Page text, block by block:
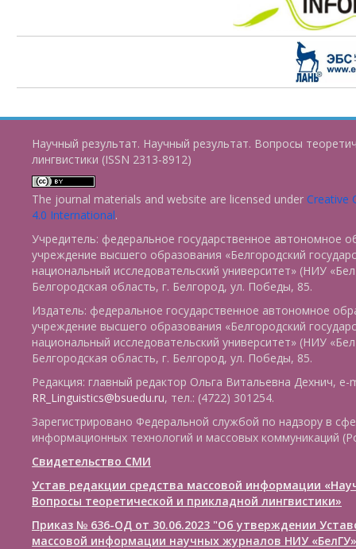
Научный результат. Научный результат. Вопросы
лингвистики (ISSN 2313-8912)
The journal materials and website are licensed under Creative
4.0 International.
Учредитель: федеральное государственное автономное
учреждение высшего образования «Белгородский
национальный исследовательский университет» (НИУ
Белгородская область, г. Белгород, ул. Победы, 85.
Издатель: федеральное государственное автономное
учреждение высшего образования «Белгородский
национальный исследовательский университет» (НИУ
Белгородская область, г. Белгород, ул. Победы, 85.
Редакция: главный редактор Ольга Витальевна Дехнич, e-
RR_Linguistics@bsuedu.ru, тел.: (4722) 301254.
Зарегистрировано Федеральной службой по надзору в
информационных технологий и массовых коммуникаций
Свидетельство СМИ
Устав редакции средства массовой информации
Вопросы теоретической и прикладной лингвистики»
Приказ № 636-ОД от 30.06.2023 "Об утверждении
массовой информации научных журналов НИУ «БелГУ»